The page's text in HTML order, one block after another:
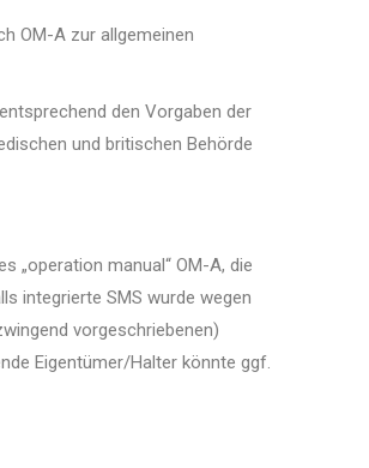
OM-A zur allgemeinen
den Vorgaben der
und britischen Behörde
„operation manual“ OM-A, die
integrierte SMS wurde wegen
vorgeschriebenen)
Eigentümer/Halter könnte ggf.